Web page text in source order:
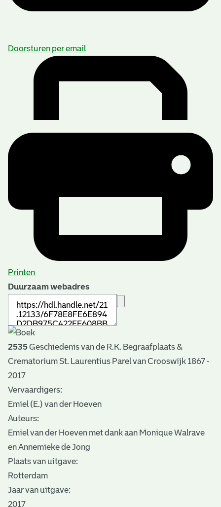
Doorsturen per email
Printen
Duurzaam webadres
2535Geschiedenis van de R.K. Begraafplaats &
Crematorium St. Laurentius Parel van Crooswijk 1867 -
2017
Vervaardigers:
Emiel (E.) van der Hoeven
Auteurs:
Emiel van der Hoeven met dank aan Monique Walrave
en Annemieke de Jong
Plaats van uitgave:
Rotterdam
Jaar van uitgave:
2017